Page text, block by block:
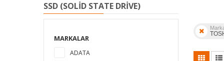
SSD (SOLID STATE DRIVE)
MARKALAR
ADATA